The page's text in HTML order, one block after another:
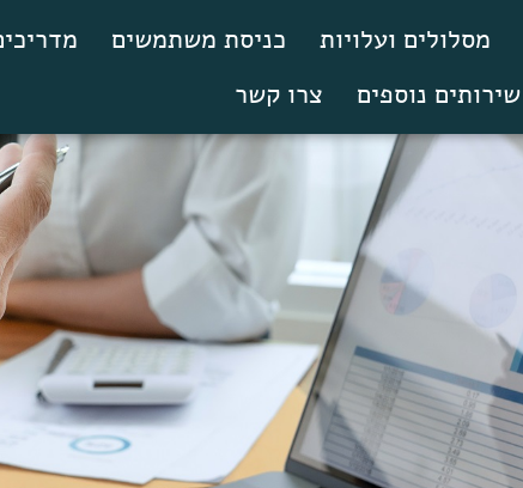
מסלולים ועלויות כניסת משתמשים
שירותים נוספים
צרו קשר